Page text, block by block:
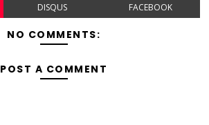
DISQUS FACEBOOK
NO COMMENTS:
POST A COMMENT